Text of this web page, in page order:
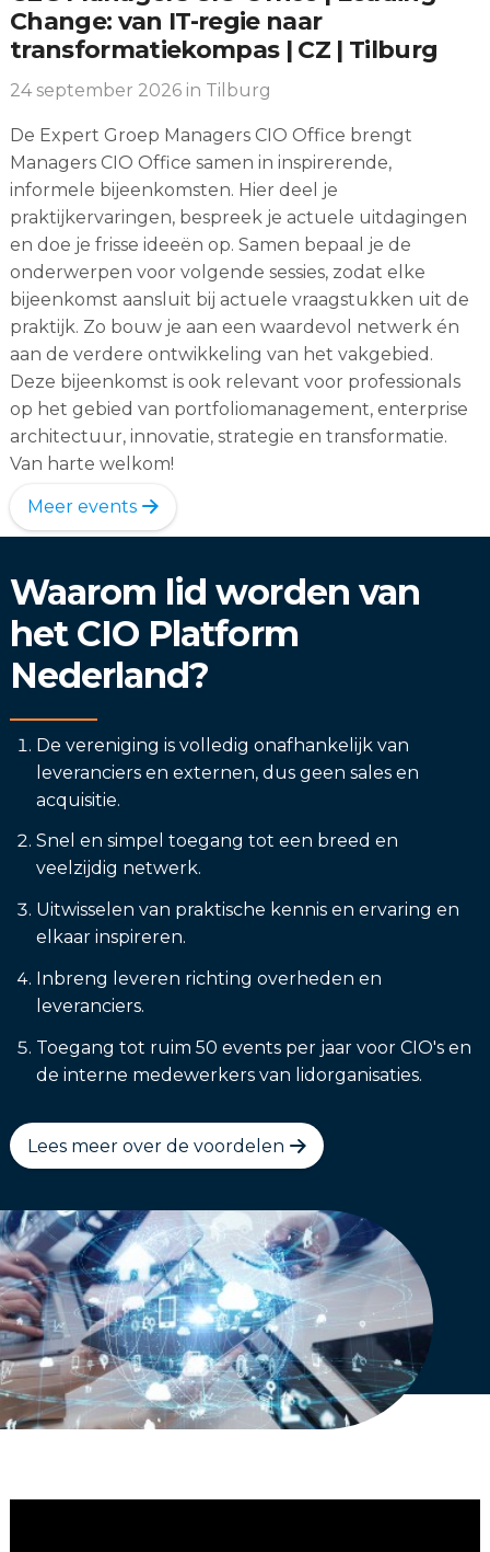
Change: van IT-regie naar
transformatiekompas | CZ | Tilburg
24 september 2026in Tilburg
De Expert Groep Managers CIO Office brengt
Managers CIO Office samen in inspirerende,
informele bijeenkomsten. Hier deel je
praktijkervaringen, bespreek je actuele uitdagingen
en doe je frisse ideeën op. Samen bepaal je de
onderwerpen voor volgende sessies, zodat elke
bijeenkomst aansluit bij actuele vraagstukken uit de
praktijk. Zo bouw je aan een waardevol netwerk én
aan de verdere ontwikkeling van het vakgebied.
Deze bijeenkomst is ook relevant voor professionals
op het gebied van portfoliomanagement, enterprise
architectuur, innovatie, strategie en transformatie.
Van harte welkom!
Meer events
Waarom lid worden van
het CIO Platform
Nederland?
De vereniging is volledig onafhankelijk van
leveranciers en externen, dus geen sales en
acquisitie.
Snel en simpel toegang tot een breed en
veelzijdig netwerk.
Uitwisselen van praktische kennis en ervaring en
elkaar inspireren.
Inbreng leveren richting overheden en
leveranciers.
Toegang tot ruim 50 events per jaar voor CIO's en
de interne medewerkers van lidorganisaties.
Lees meer over de voordelen